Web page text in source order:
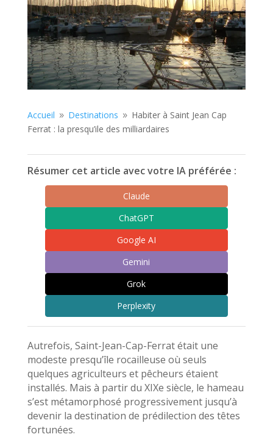
Accueil 9 Destinations 9 Habiter à Saint Jean Cap
Ferrat : la presqu’ile des milliardaires
Résumer cet article avec votre IA préférée :
Claude
ChatGPT
Google AI
Gemini
Grok
Perplexity
Autrefois, Saint-Jean-Cap-Ferrat était une
modeste presqu’île rocailleuse où seuls
quelques agriculteurs et pêcheurs étaient
installés. Mais à partir du XIXe siècle, le hameau
s’est métamorphosé progressivement jusqu’à
devenir la destination de prédilection des têtes
fortunées.